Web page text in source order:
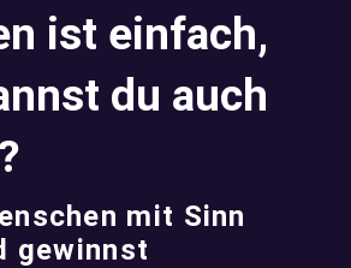
ist einfach,
du auch
mit Sinn
gewinnst